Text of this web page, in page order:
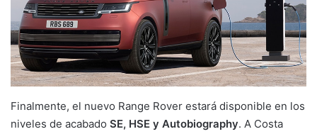
Finalmente, el nuevo Range Rover estará disponible en los
niveles de acabado SE, HSE y Autobiography. A Costa